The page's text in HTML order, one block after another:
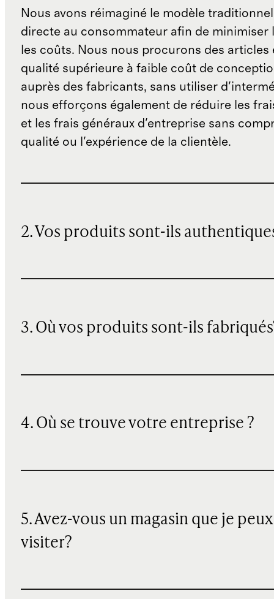
Nous avons réimaginé le modèle
directe au consommateur afin de minimiser
les coûts. Nous nous procurons des articles
qualité supérieure à faible coût de
auprès des fabricants, sans utiliser
nous efforçons également de réduire les
et les frais généraux d'entreprise sans
qualité ou l'expérience de la clientèle.
2. Vos produits sont-ils
3. Où vos produits sont-ils
4. Où se trouve votre entreprise ?
5. Avez-vous un magasin que je peux
visiter?